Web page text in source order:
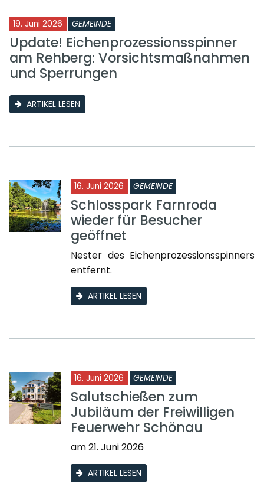
19. Juni 2026 GEMEINDE
Update! Eichenprozessionsspinner
am Rehberg: Vorsichtsmaßnahmen
und Sperrungen
ARTIKEL LESEN
16. Juni 2026 GEMEINDE
Schlosspark Farnroda
wieder für Besucher
geöffnet
Nester des Eichenprozessionsspinners
entfernt.
ARTIKEL LESEN
16. Juni 2026 GEMEINDE
Salutschießen zum
Jubiläum der Freiwilligen
Feuerwehr Schönau
am 21. Juni 2026
ARTIKEL LESEN